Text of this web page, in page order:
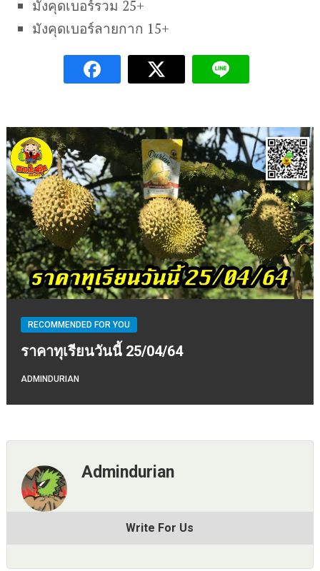
มังคุดเบอร์รวม 25+
มังคุดเบอร์ลายกาก 15+
RECOMMENDED FOR YOU
ราคาทุเรียนวันนี้ 25/04/64
ADMINDURIAN
Admindurian
Write For Us